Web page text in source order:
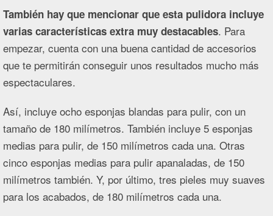
También hay que mencionar que esta pulidora incluye
varias características extra muy destacables. Para
empezar, cuenta con una buena cantidad de accesorios
que te permitirán conseguir unos resultados mucho más
espectaculares.
Así, incluye ocho esponjas blandas para pulir, con un
tamaño de 180 milímetros. También incluye 5 esponjas
medias para pulir, de 150 milímetros cada una. Otras
cinco esponjas medias para pulir apanaladas, de 150
milímetros también. Y, por último, tres pieles muy suaves
para los acabados, de 180 milímetros cada una.